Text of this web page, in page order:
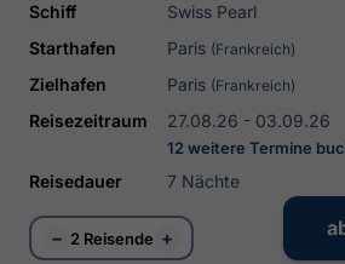
Schiff
Swiss Pearl
Starthafen
Paris (Frankreich)
Zielhafen Paris (Frankreich)
Reisezeitraum 27.08.26 - 03.09.26
12 weitere Termine
Reisedauer 7 Nächte
− 2 Reisende +